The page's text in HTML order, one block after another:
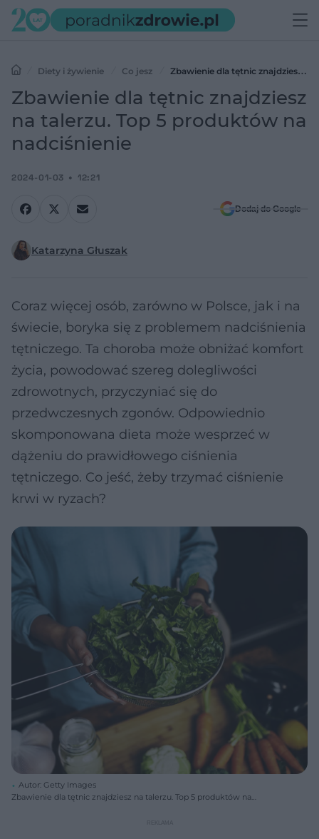
Diety i żywienie Co jesz
Zbawienie dla tętnic znajdziesz na
talerzu. Top 5 produktów na nadciśnienie
Zbawienie dla tętnic znajdziesz
na talerzu. Top 5 produktów na
nadciśnienie
2024-01-03 12:21
Dodaj do Google
Katarzyna Głuszak
Coraz więcej osób, zarówno w Polsce, jak i na
świecie, boryka się z problemem nadciśnienia
tętniczego. Ta choroba może obniżać komfort
życia, powodować szereg dolegliwości
zdrowotnych, przyczyniać się do
przedwczesnych zgonów. Odpowiednio
skomponowana dieta może wesprzeć w
dążeniu do prawidłowego ciśnienia
tętniczego. Co jeść, żeby trzymać ciśnienie
krwi w ryzach?
Autor: Getty Images
Zbawienie dla tętnic znajdziesz na talerzu. Top 5 produktów na